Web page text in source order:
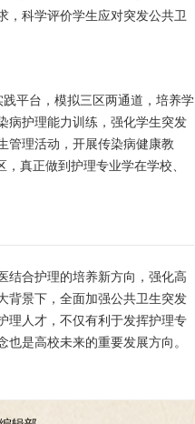
，科学评价学生应对突发公共卫
平台，模拟三区两通道，培养学
病护理能力训练，强化学生突发
管理活动，开展传染病健康教
真正做到护理专业学在学校、
结合护理的培养新方向，强化高
背景下，全面加强公共卫生突发
理人才，不仅有利于发挥护理专
是高校未来的重要发展方向。